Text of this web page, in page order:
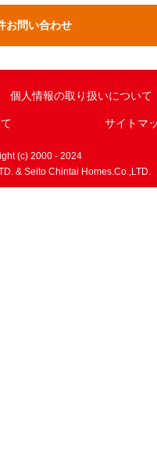
お問い合わせ
個人情報の取り扱いについて
サイトマ
(c) 2000 - 2024
& Seito Chintai Homes.Co.,LTD.